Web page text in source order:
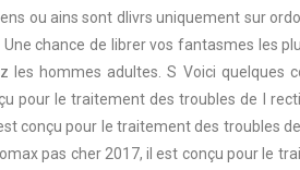
ou ains sont dlivrs uniquement sur
chance de librer vos fantasmes les
hommes adultes. S Voici quelques
pour le traitement des troubles de l
conçu pour le traitement des troubles
pas cher 2017, il est conçu pour le